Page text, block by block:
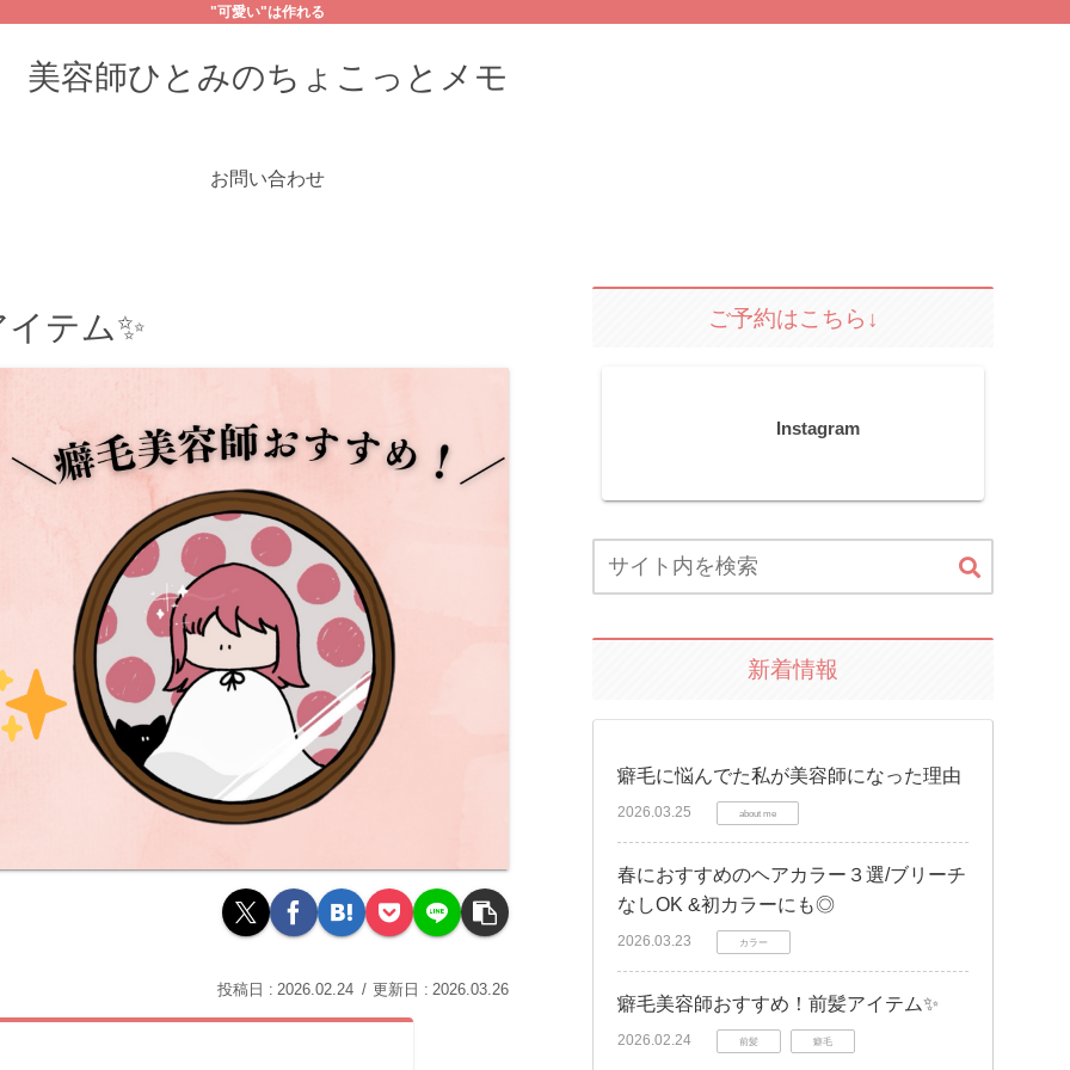
"可愛い"は作れる
美容師ひとみのちょこっとメモ
お問い合わせ
テム✨
2026.02.24 2026.03.26
ご予約はこちら↓
Instagram
新着情報
癖毛に悩んでた私が美容師になった理由
2026.03.25 about me
春におすすめのヘアカラー３選/ブリーチ
なしOK &初カラーにも◎
2026.03.23 カラー
癖毛美容師おすすめ！前髪アイテム✨
2026.02.24 前髪 癖毛